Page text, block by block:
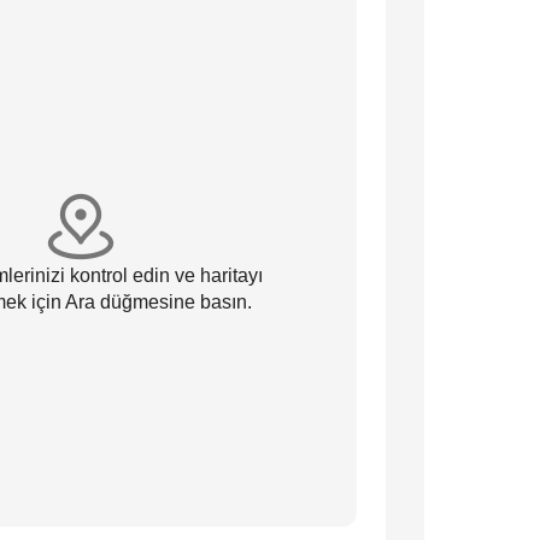
kontrol edin ve haritayı
için Ara düğmesine basın.